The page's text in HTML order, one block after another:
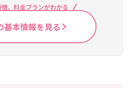
、料金プランがわかる
基本情報を見る